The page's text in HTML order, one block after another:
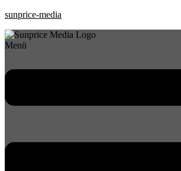
sunprice-media
Menü